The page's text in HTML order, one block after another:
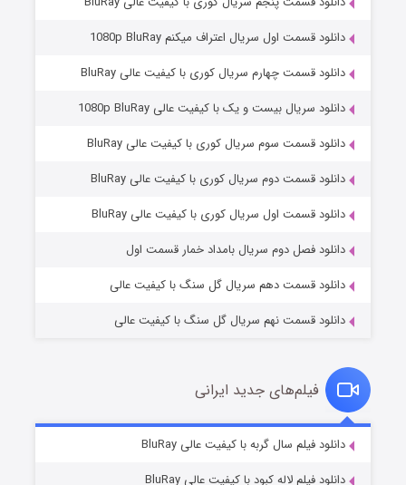
وستی ها
قسمت۱ (زیرنویس) منتشر شد
قسمت۶ (زیرنویس) منتشر شد
دانلود قسمت اول سریال اعتراف میکنم 1080p BluRay
دانلود قسمت چهارم سریال کوری با کیفیت عالی BluRay
دانلود سریال بیست و یک با کیفیت عالی 1080p BluRay
دانلود قسمت سوم سریال کوری با کیفیت عالی BluRay
دانلود قسمت دوم سریال کوری با کیفیت عالی BluRay
دانلود قسمت اول سریال کوری با کیفیت عالی BluRay
دانلود فصل دوم سریال بامداد خمار قسمت اول
دانلود قسمت دهم سریال گل سنگ با کیفیت عالی
دانلود قسمت نهم سریال گل سنگ با کیفیت عالی
فیلم‌های جدید ایرانی
دانلود فیلم سال گربه با کیفیت عالی BluRay
دانلود فیلم لاله کبود با کیفیت عالی BluRay